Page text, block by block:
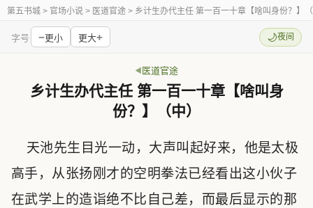
第五书城 > 官场小说 > 医道官途 > 乡计生办代主任 第一百一十章【啥叫身份？】
字号 −更小 更大+ 🌙夜间
医道官途
乡计生办代主任 第一百一十章【啥叫身
份？】（中）
天池先生目光一动，大声叫起好来，他是太极
高手，从张扬刚才的空明拳法已经看出这小伙子
在武学上的造诣绝不比自己差，而最后显示的那